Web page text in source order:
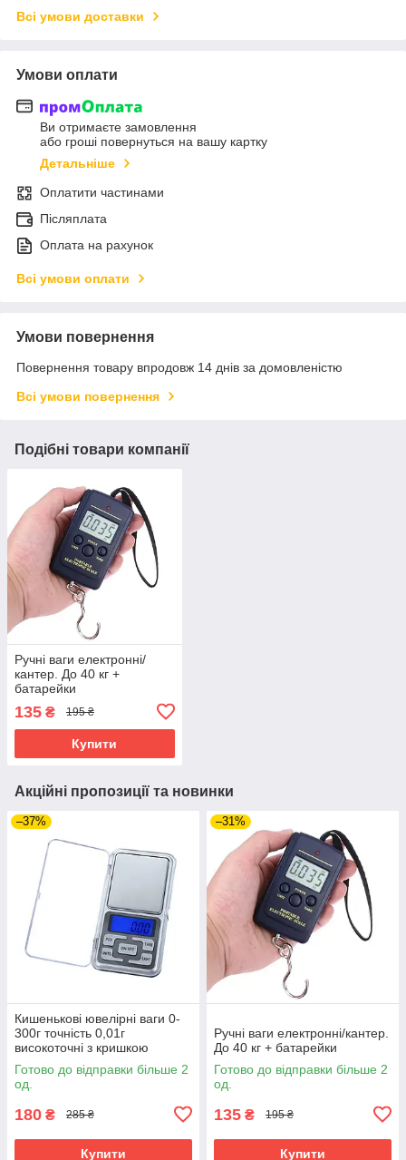
Всі умови доставки
Умови оплати
Ви отримаєте замовлення
або гроші повернуться на вашу картку
Детальніше
Оплатити частинами
Післяплата
Оплата на рахунок
Всі умови оплати
Умови повернення
Повернення товару впродовж 14 днів за домовленістю
Всі умови повернення
Подібні товари компанії
Ручні ваги електронні/
кантер. До 40 кг +
батарейки
135 ₴ 195 ₴
Купити
Акційні пропозиції та новинки
–37%
Кишенькові ювелірні ваги 0-
300г точність 0,01г
високоточні з кришкою
Готово до відправки більше 2
од.
180 ₴ 285 ₴
Купити
–31%
Ручні ваги електронні/кантер.
До 40 кг + батарейки
Готово до відправки більше 2
од.
135 ₴ 195 ₴
Купити